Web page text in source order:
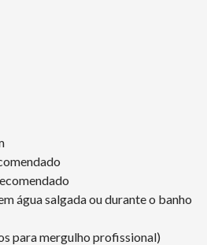
água salgada ou durante o banho
para mergulho profissional)